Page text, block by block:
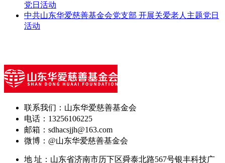
党日活动
中共山东华爱慈善基金会党支部 开展关爱老人主题党日
活动
联系我们：山东华爱慈善基金会
电话：13256106225
邮箱：sdhacsjjh@163.com
微博：@山东华爱慈善基金会
地 址：山东省济南市历下区舜泰北路567号银丰科技广